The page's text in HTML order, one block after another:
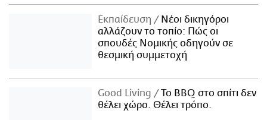
Εκπαίδευση
Νέοι δικηγόροι
αλλάζουν το τοπίο: Πώς οι
σπουδές Νομικής οδηγούν σε
θεσμική συμμετοχή
Good Living
Το BBQ στο σπίτι δεν
θέλει χώρο. Θέλει τρόπο.